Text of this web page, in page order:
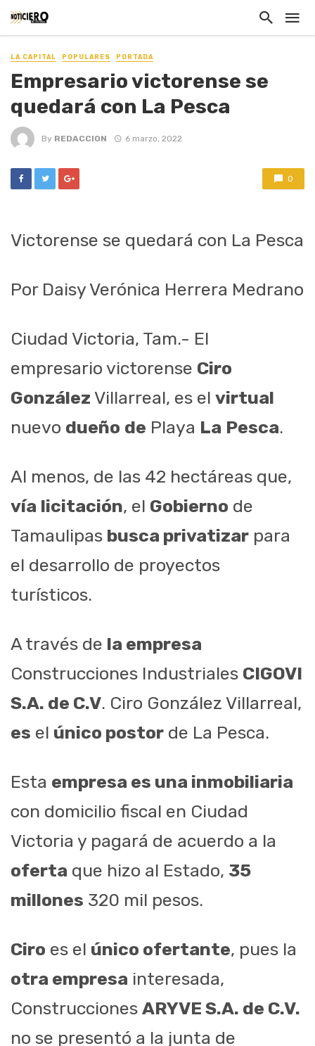
LA CAPITAL POPULARES PORTADA
Empresario victorense se
quedará con La Pesca
By REDACCION 6 marzo, 2022
0
Victorense se quedará con La Pesca
Por Daisy Verónica Herrera Medrano
Ciudad Victoria, Tam.- El
empresario victorense Ciro
González Villarreal, es el virtual
nuevo dueño de Playa La Pesca.
Al menos, de las 42 hectáreas que,
vía licitación, el Gobierno de
Tamaulipas busca privatizar para
el desarrollo de proyectos
turísticos.
A través de la empresa
Construcciones Industriales CIGOVI
S.A. de C.V. Ciro González Villarreal,
es el único postor de La Pesca.
Esta empresa es una inmobiliaria
con domicilio fiscal en Ciudad
Victoria y pagará de acuerdo a la
oferta que hizo al Estado, 35
millones 320 mil pesos.
Ciro es el único ofertante, pues la
otra empresa interesada,
Construcciones ARYVE S.A. de C.V.
no se presentó a la junta de